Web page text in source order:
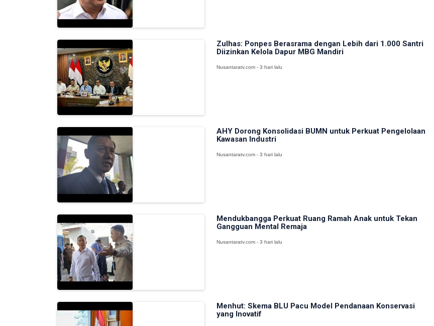
Zulhas: Ponpes Berasrama dengan Lebih dari 1.000 Santri
Diizinkan Kelola Dapur MBG Mandiri
Nusantaratv.com - 3 hari lalu
AHY Dorong Konsolidasi BUMN untuk Perkuat Pengelolaan
Kawasan Industri
Nusantaratv.com - 3 hari lalu
Mendukbangga Perkuat Ruang Ramah Anak untuk Tekan
Gangguan Mental Remaja
Nusantaratv.com - 3 hari lalu
Menhut: Skema BLU Pacu Model Pendanaan Konservasi
yang Inovatif